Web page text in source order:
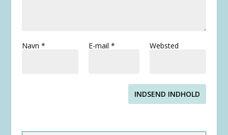
Navn * E-mail * Websted
INDSEND INDHOLD